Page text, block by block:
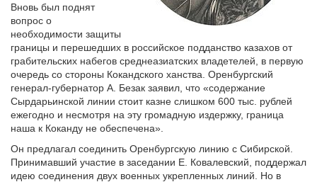
Вновь был поднят
вопрос о
необходимости защиты
границы и перешедших в российское подданство казахов от
грабительских набегов среднеазиатских владетелей, в первую
очередь со стороны Кокандского ханства. Оренбургский
генерал-губернатор А. Безак заявил, что «содержание
Сырдарьинской линии стоит казне слишком 600 тыс. рублей
ежегодно и несмотря на эту громадную издержку, граница
наша к Коканду не обеспечена».
Он предлагал соединить Оренбургскую линию с Сибирской.
Принимавший участие в заседании Е. Ковалевский, поддержал
идею соединения двух военных укрепленных линий. Но в